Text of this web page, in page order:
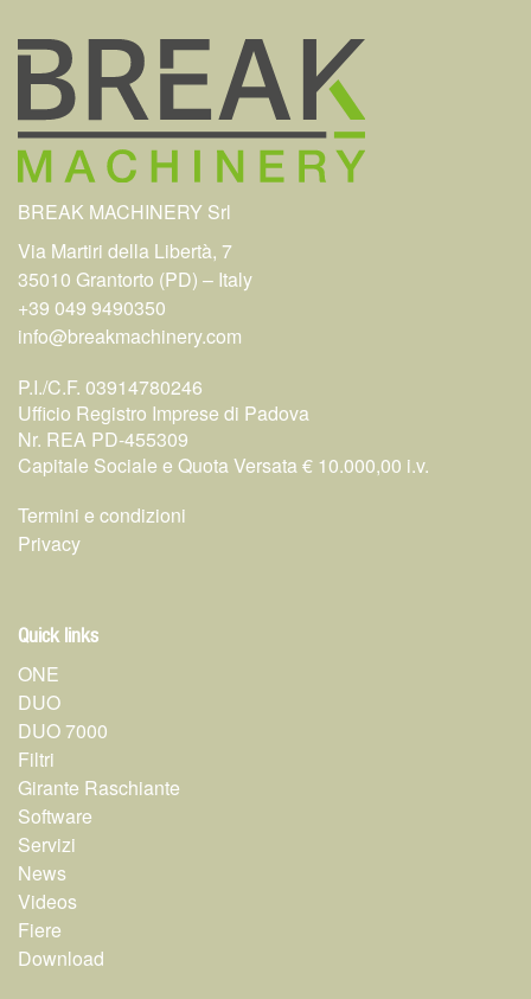
BREAK MACHINERY Srl
Via Martiri della Libertà, 7
35010 Grantorto (PD) – Italy
+39 049 9490350
info@breakmachinery.com
P.I./C.F. 03914780246
Ufficio Registro Imprese di Padova
Nr. REA PD-455309
Capitale Sociale e Quota Versata € 10.000,00 i.v.
Termini e condizioni
Privacy
Quick links
ONE
DUO
DUO 7000
Filtri
Girante Raschiante
Software
Servizi
News
Videos
Fiere
Download